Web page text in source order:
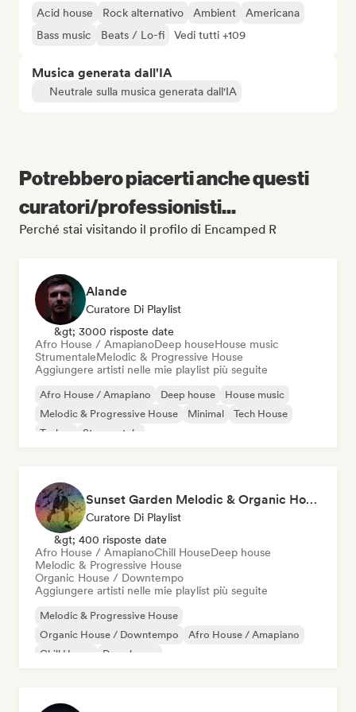
Acid house Rock alternativo Ambient
Americana
Bass music
Beats / Lo-fi Vedi tutti +109
Musica generata dall'IA
Neutrale sulla musica generata dall'IA
Potrebbero piacerti anche questi
curatori/professionisti...
Perché stai visitando il profilo di Encamped R
Alande
Curatore Di Playlist
&gt; 3000 risposte date
Afro House / AmapianoDeep houseHouse music
StrumentaleMelodic & Progressive House
Aggiungere artisti nelle mie playlist più seguite
Afro House / Amapiano Deep house
House music
Melodic & Progressive House
Minimal
Tech House
Techno
Strumentale
Sunset Garden Melodic & Organic House
Curatore Di Playlist
&gt; 400 risposte date
Afro House / AmapianoChill HouseDeep house
Melodic & Progressive House
Organic House / Downtempo
Aggiungere artisti nelle mie playlist più seguite
Melodic & Progressive House
Organic House / Downtempo
Afro House / Amapiano
Chill House
Deep house